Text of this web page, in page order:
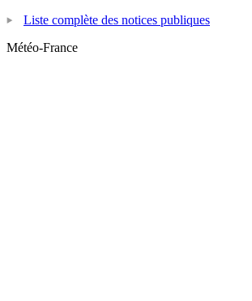
Liste complète des notices publiques
Météo-France